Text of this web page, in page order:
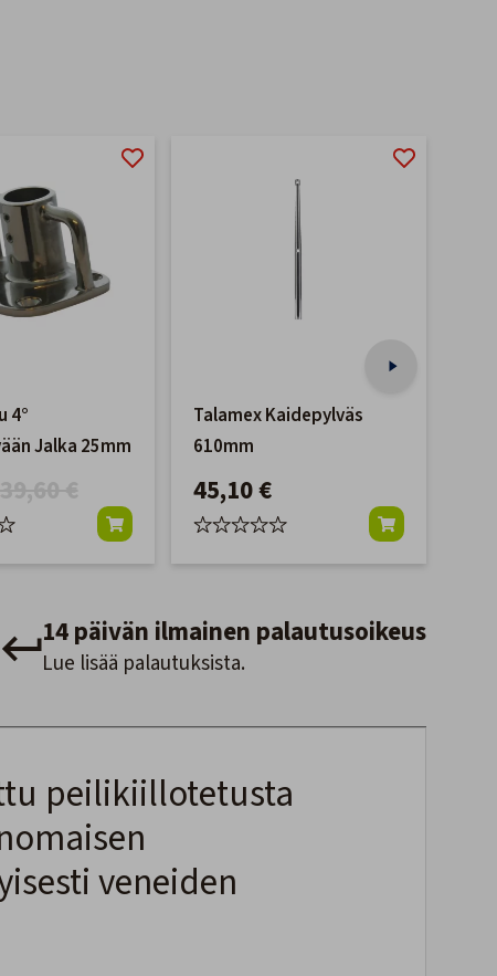
4°
Jalka 25mm
39,60 €
Talamex Kaidepylväs
610mm
45,10 €
14 päivän ilmainen palautusoikeus
Lue lisää palautuksista.
peilikiillotetusta
veneiden